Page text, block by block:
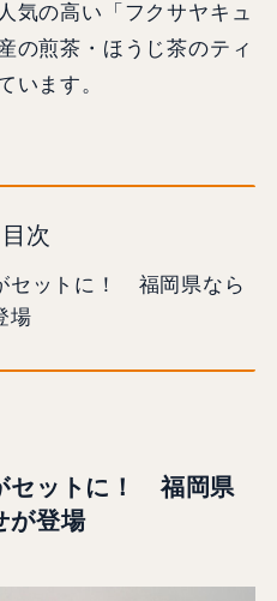
気の高い「フクサヤキュ
の煎茶・ほうじ茶のティ
います。
目次
セットに！ 福岡県なら
場
セットに！ 福岡県
が登場